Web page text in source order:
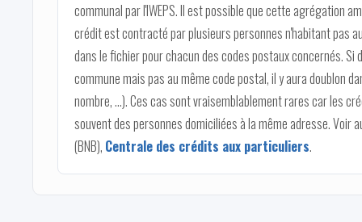
communal par l'IWEPS. Il est possible que cette agrégation
crédit est contracté par plusieurs personnes n'habitant pas
dans le fichier pour chacun des codes postaux concernés.
commune mais pas au même code postal, il y aura doublon
nombre, ...). Ces cas sont vraisemblablement rares car les
souvent des personnes domiciliées à la même adresse. Voir
(BNB), Centrale des crédits aux particuliers.